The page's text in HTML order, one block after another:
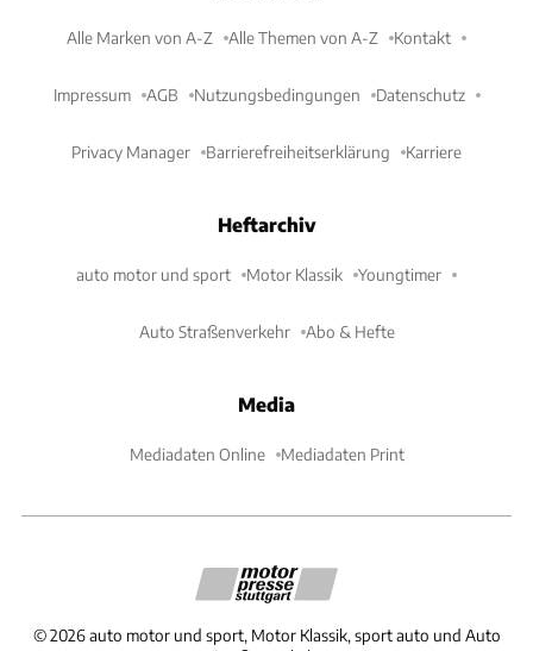
Alle Marken von A-Z Alle Themen von A-Z Kontakt
Impressum AGB Nutzungsbedingungen Datenschutz
Privacy Manager Barrierefreiheitserklärung Karriere
Heftarchiv
auto motor und sport Motor Klassik Youngtimer
Auto Straßenverkehr Abo & Hefte
Media
Mediadaten Online Mediadaten Print
©2026 auto motor und sport, Motor Klassik, sport auto und Auto